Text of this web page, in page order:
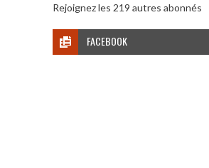
Rejoignez les 219 autres abonnés
FACEBOOK